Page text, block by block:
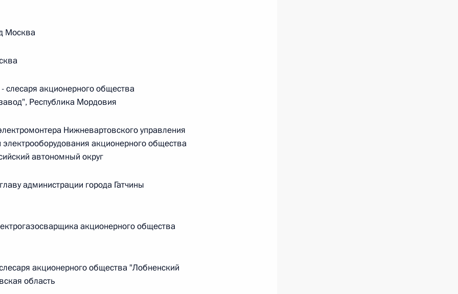
Федерации и Киргизской Республике
г. № 252-ФЗ
г. № 250-ФЗ
г. № 266-ФЗ
Федерации «О защите прав потребителей»
Москва
акционерного общества
Республика Мордовия
Нижневартовского управления
электрооборудования акционерного общества
автономный округ
администрации города Гатчины
акционерного общества
акционерного общества "Лобненский
область